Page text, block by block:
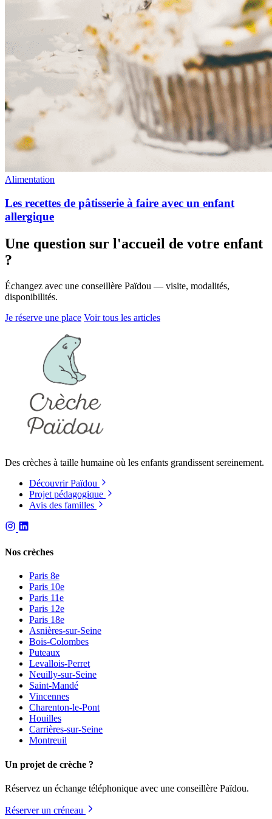
Alimentation
Les recettes de pâtisserie à faire avec un enfant
allergique
Une question sur l'accueil de votre enfant
?
Échangez avec une conseillère Païdou — visite, modalités,
disponibilités.
Je réserve une place Voir tous les articles
Des crèches à taille humaine où les enfants grandissent sereinement.
Découvrir Païdou
Projet pédagogique
Avis des familles
Nos crèches
Paris 8e
Paris 10e
Paris 11e
Paris 12e
Paris 18e
Asnières-sur-Seine
Bois-Colombes
Puteaux
Levallois-Perret
Neuilly-sur-Seine
Saint-Mandé
Vincennes
Charenton-le-Pont
Houilles
Carrières-sur-Seine
Montreuil
Un projet de crèche ?
Réservez un échange téléphonique avec une conseillère Païdou.
Réserver un créneau